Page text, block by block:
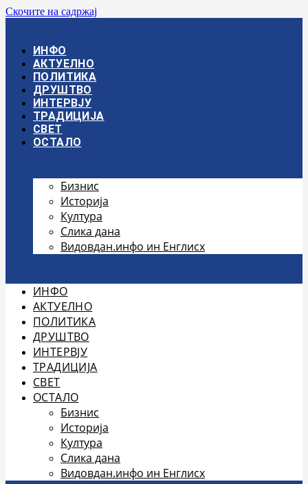
Скочите на садржај
ИНФО
АКТУЕЛНО
ПОЛИТИКА
ДРУШТВО
ИНТЕРВЈУ
ТРАДИЦИЈА
СВЕТ
ОСТАЛО
Бизнис
Историја
Култура
Слика дана
Видовдан.инфо ин Енглисх
ИНФО
АКТУЕЛНО
ПОЛИТИКА
ДРУШТВО
ИНТЕРВЈУ
ТРАДИЦИЈА
СВЕТ
ОСТАЛО
Бизнис
Историја
Култура
Слика дана
Видовдан.инфо ин Енглисх